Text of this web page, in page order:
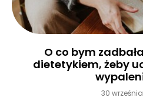
O co bym
dietetykiem, żeby
30